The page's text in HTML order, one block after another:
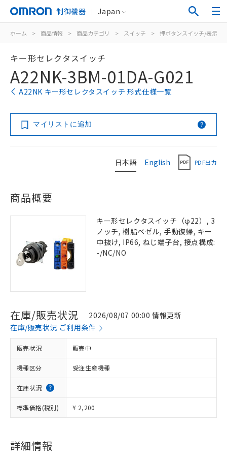
制御機器 Japan
ホーム > 商品情報 > 商品カテゴリ > スイッチ > 押ボタンスイッチ/表示灯
キー形セレクタスイッチ
A22NK-3BM-01DA-G021
A22NK キー形セレクタスイッチ 形式仕様一覧
マイリストに追加
日本語 English PDF出力
商品概要
キー形セレクタスイッチ（φ22）, 3
ノッチ, 樹脂ベゼル, 手動復帰, キー
中抜け, IP66, ねじ端子台, 接点構成:
-/NC/NO
在庫/販売状況
2026/08/07 00:00 情報更新
在庫/販売状況 ご利用条件
販売状況 販売中
機種区分 受注生産機種
在庫状況
標準価格(税別) ¥ 2,200
詳細情報